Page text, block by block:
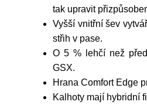
tak upravit
Vyšší vnitřní šev
střih v pase.
O 5 % lehčí než
GSX.
Hrana Comfort Edge
Kalhoty mají hybridní